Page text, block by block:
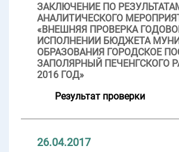
ЗАКЛЮЧЕНИЕ ПО
АНАЛИТИЧЕСКОГО
«ВНЕШНЯЯ ПРОВЕРКА
ИСПОЛНЕНИИ БЮДЖЕТА
ОБРАЗОВАНИЯ ГОРОДСКОЕ
ЗАПОЛЯРНЫЙ ПЕЧЕНГСКОГО
2016 ГОД»
Результат проверки
26.04.2017